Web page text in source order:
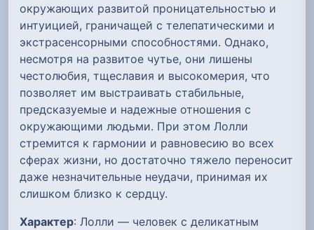
окружающих развитой проницательностью и
интуицией, граничащей с телепатическими и
экстрасенсорными способностями. Однако,
несмотря на развитое чутье, они лишены
честолюбия, тщеславия и высокомерия, что
позволяет им выстраивать стабильные,
предсказуемые и надежные отношения с
окружающими людьми. При этом Лолли
стремится к гармонии и равновесию во всех
сферах жизни, но достаточно тяжело переносит
даже незначительные неудачи, принимая их
слишком близко к сердцу.
Характер: Лолли — человек с деликатным